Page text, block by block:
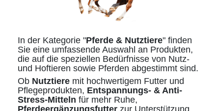
In der Kategorie "Pferde & Nutztiere" finden
Sie eine umfassende Auswahl an Produkten,
die auf die speziellen Bedürfnisse von Nutz-
und Hoftieren sowie Pferden abgestimmt sind.
Ob Nutztiere mit hochwertigem Futter und
Pflegeprodukten, Entspannungs- & Anti-
Stress-Mitteln für mehr Ruhe,
Pferdeergänzungsfutter zur Unterstützung